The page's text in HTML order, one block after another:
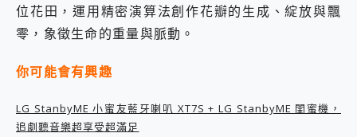
好玩好拍 vivo V50 ~ 口袋裡的 Zeiss 潮流攝影棚!
給 MSI Claw 系列電競掌機 最完美的家 MSI Nest Docking Station 掌機專屬擴充底座 開箱 評測
3 個超值 MHN 飛人工具分享~~ iToolab AnyGo 魔物獵人 Now飛人 ios教學 不出門也可以到處走
位花田，運用精密演算法創作花瓣的生成、綻放與飄
零，象徵生命的重量與脈動。
你可能會有興趣
LG StanbyME 小蜜友藍牙喇叭 XT7S + LG StanbyME 閨蜜機，
追劇聽音樂超享受超滿足